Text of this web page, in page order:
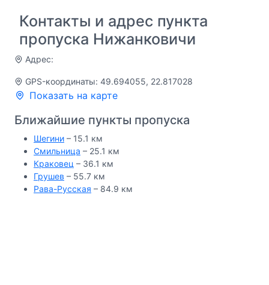
Контакты и адрес пункта
пропуска Нижанковичи
Адрес:
GPS-координаты: 49.694055, 22.817028
Показать на карте
Ближайшие пункты пропуска
Шегини – 15.1 км
Смильница – 25.1 км
Краковец – 36.1 км
Грушев – 55.7 км
Рава-Русская – 84.9 км